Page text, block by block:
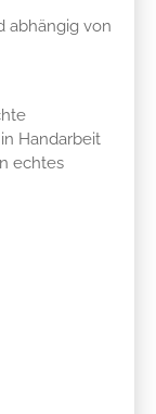
abhängig von
Handarbeit
echtes